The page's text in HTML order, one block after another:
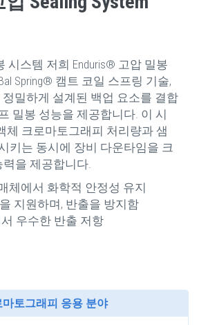
시스템 저희 Enduris® 고압 밀봉
Spring® 캠트 코일 스프링 기술,
밀하게 설계된 백업 요소를 결합
밀봉 성능을 제공합니다. 이 시
체 크로마토그래피 처리량과 샘
키는 동시에 장비 다운타임을 크
을 제공합니다.
체에서 화학적 안정성 유지
지원하며, 반출을 방지함
서 우수한 반출 저항
마토그래피 응용 분야